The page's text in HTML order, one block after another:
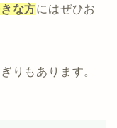
な方にはぜひお
りもあります。